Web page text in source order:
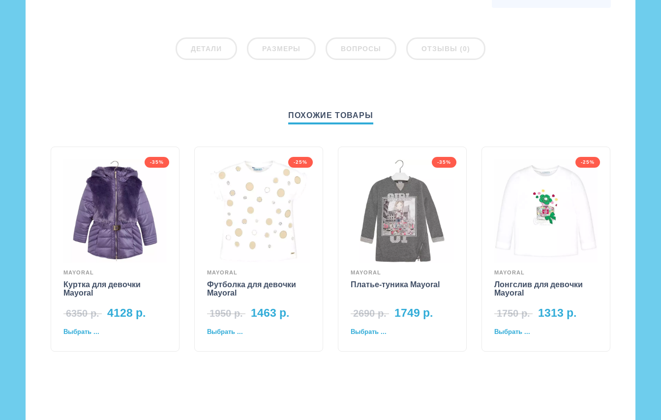
ДЕТАЛИ РАЗМЕРЫ ВОПРОСЫ ОТЗЫВЫ (0)
ПОХОЖИЕ ТОВАРЫ
-35%
MAYORAL
Куртка для девочки
Mayoral
6350р. 4128 р.
Выбрать ...
-25%
MAYORAL
Футболка для девочки
Mayoral
1950р. 1463 р.
Выбрать ...
-35%
MAYORAL
Платье-туника Mayoral
2690р. 1749 р.
Выбрать ...
-25%
MAYORAL
Лонгслив для девочки
Mayoral
1750р. 1313 р.
Выбрать ...